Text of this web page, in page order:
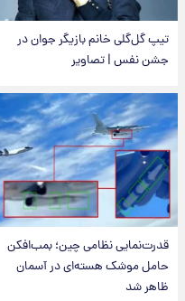
تیپ گل‌گلی خانم بازیگر جوان در
جشن نفس | تصاویر
قدرت‌نمایی نظامی چین؛ بمب‌افکن
حامل موشک هسته‌ای در آسمان
ظاهر شد